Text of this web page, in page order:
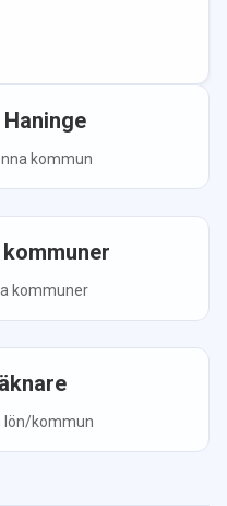
Haninge
kommun
kommuner
lön/kommun